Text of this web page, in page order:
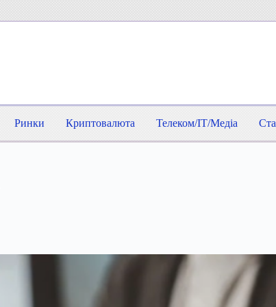
Ринки Криптовалюта Телеком/IT/Медіа